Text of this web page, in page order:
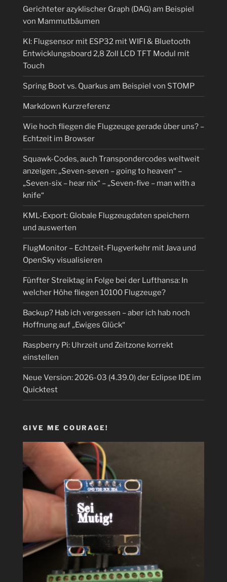
Gerichteter azyklischer Graph (DAG) am Beispiel
von Mammutbäumen
KI: Flugsensor mit ESP32 mit WIFI & Bluetooth
Entwicklungsboard 2,8 Zoll LCD TFT Modul mit
Touch
Spring Boot vs. Quarkus am Beispiel von STOMP
Markdown Kurzreferenz
Wie hoch fliegen die Flugzeuge gerade über uns? –
Echtzeit im Browser
Squawk-Codes, auch Transpondercodes weltweit
anzeigen: „Seven-seven – going to heaven“ –
„Seven-six – hear nix“ – „Seven-five – man with a
knife“
KML-Export: Globale Flugzeugdaten speichern
und auswerten
FlugMonitor – Echtzeit-Flugverkehr mit Java und
OpenSky visualisieren
Fünfter Streiktag in Folge bei der Lufthansa: In
welcher Höhe fliegen 10100 Flugzeuge?
Backup? Hab ich vergessen – aber ich hab noch
Hoffnung auf „Ewiges Glück“
Raspberry Pi: Uhrzeit und Zeitzone korrekt
einstellen
Neue Version: 2026-03 (4.39.0) der Eclipse IDE im
Quicktest
GIVE ME COURAGE!